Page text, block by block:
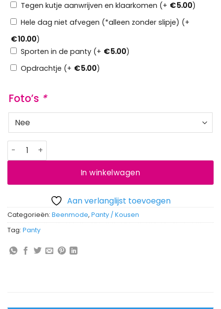
Tegen kutje aanwrijven en klaarkomen (+ €5.00)
Hele dag niet afvegen (*alleen zonder slipje) (+
€10.00)
Sporten in de panty (+ €5.00)
Opdrachtje (+ €5.00)
Foto’s *
Dikke gedragen winter panty aantal
In winkelwagen
Aan verlanglijst toevoegen
Categorieën: Beenmode, Panty / Kousen
Tag: Panty